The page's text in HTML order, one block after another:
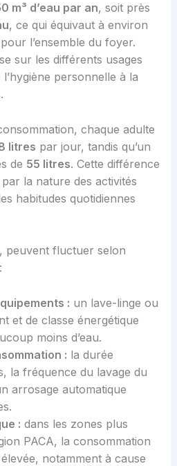
m³ d’eau par an, soit près
, ce qui équivaut à environ
pour l’ensemble du foyer.
sur les différents usages
personnelle à la
chaque adulte
litres par jour, tandis qu’un
de 55 litres. Cette différence
la nature des activités
habitudes quotidiennes
peuvent fluctuer selon
: un lave-linge ou
et de classe énergétique
moins d’eau.
: la durée
la fréquence du lavage du
arrosage automatique
: dans les zones plus
PACA, la consommation
notamment à cause